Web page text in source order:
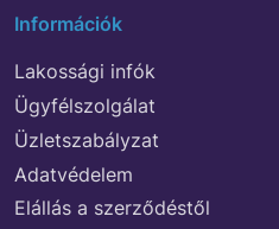
Információk
Lakossági infók
Ügyfélszolgálat
Üzletszabályzat
Adatvédelem
Elállás a szerződéstől